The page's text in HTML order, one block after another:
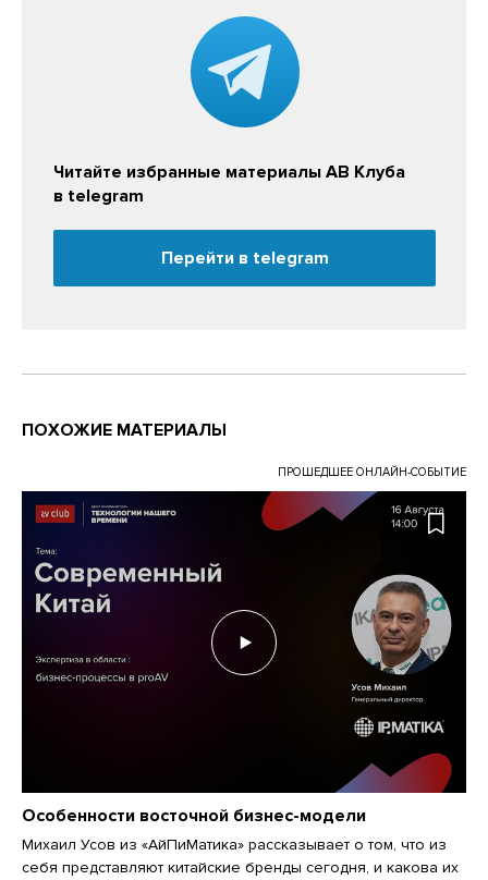
Читайте избранные материалы АВ Клуба
в telegram
Перейти в telegram
ПОХОЖИЕ МАТЕРИАЛЫ
ПРОШЕДШЕЕ ОНЛАЙН-СОБЫТИЕ
Особенности восточной бизнес-модели
Михаил Усов из «АйПиМатика» рассказывает о том, что из
себя представляют китайские бренды сегодня, и какова их